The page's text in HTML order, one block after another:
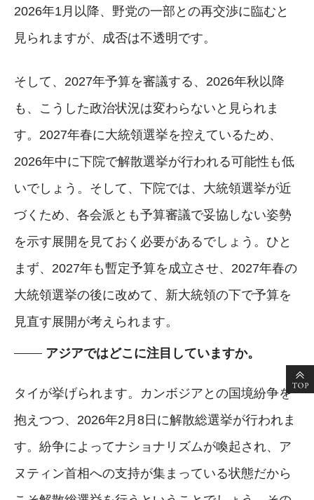
2026年1月以降、野党の一部との再交渉に臨むと
見られますが、成否は不透明です。
そして、2027年予算を審議する、2026年秋以降
も、こうした政治状況は変わらないと見られま
す。2027年春に大統領選挙を控えているため、
2026年中に下院で解散選挙が行われる可能性も低
いでしょう。そして、下院では、大統領選挙が近
づくため、各会派とも予算審議で妥協しない姿勢
を示す展開を見ておく必要があるでしょう。ひと
まず、2027年も暫定予算を成立させ、2027年春の
大統領選挙の後に改めて、新大統領の下で予算を
見直す展開が考えられます。
アジアではどこに注目していますか。
タイが挙げられます。カンボジアとの国境紛争を
抱えつつ、2026年2月8日に解散総選挙が行われま
す。紛争によってナショナリズムが喚起され、ア
ヌティン首相への支持が集まっている状態だから